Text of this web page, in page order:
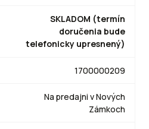
SKLADOM (termín
doručenia bude
telefonicky upresnený)
1700000209
Na predajni v Nových
Zámkoch